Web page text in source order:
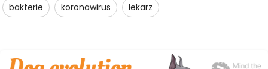
bakterie koronawirus lekarz